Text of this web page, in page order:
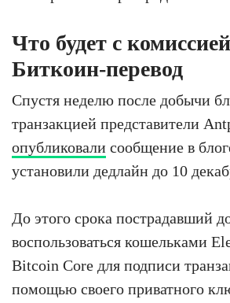
Что будет с
Биткоин-перевод
Спустя неделю после добычи
транзакцией представители
опубликовали сообщение в
установили дедлайн до 10
До этого срока пострадавший
воспользоваться кошельками
Bitcoin Core для подписи
помощью своего приватного